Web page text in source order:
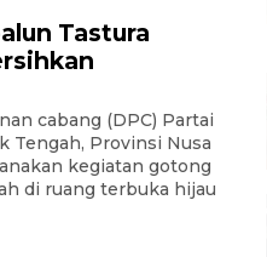
Tastura
cabang (DPC) Partai
Tengah, Provinsi Nusa
kegiatan gotong
di ruang terbuka hijau